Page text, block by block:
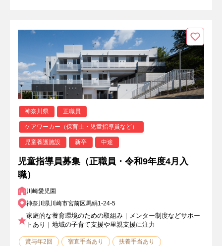
神奈川県 正職員
ケアワーカー（保育士・児童指導員など）
児童養護施設 新卒 中途
児童指導員募集（正職員・令和9年度4月入
職）
川崎愛児園
神奈川県川崎市宮前区馬絹1-24-5
家庭的な養育環境のための取組み｜メンター制度などサポー
トあり｜地域の子育て支援や里親支援に注力
賞与年2回 宿直手当あり 扶養手当あり